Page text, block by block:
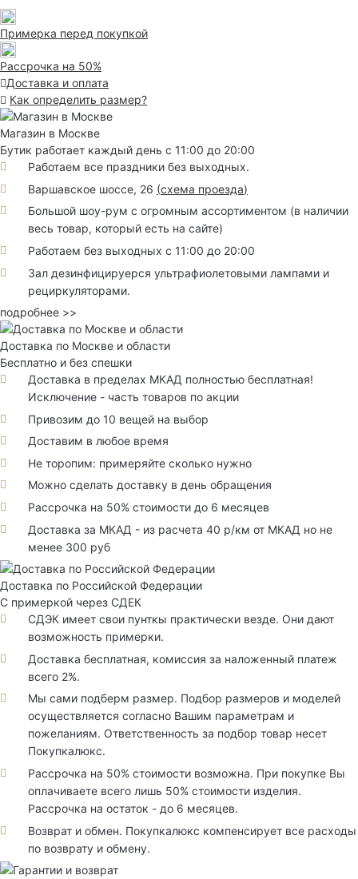
Примерка перед покупкой
Рассрочка на 50%
Доставка и оплата
Как определить размер?
Магазин в Москве
Бутик работает каждый день с 11:00 до 20:00
Работаем все праздники без выходных.
Варшавское шоссе, 26 (схема проезда)
Большой шоу-рум с огромным ассортиментом (в наличии
весь товар, который есть на сайте)
Работаем без выходных с 11:00 до 20:00
Зал дезинфицируерся ультрафиолетовыми лампами и
рециркуляторами.
подробнее >>
Доставка по Москве и области
Бесплатно и без спешки
Доставка в пределах МКАД полностью бесплатная!
Исключение - часть товаров по акции
Привозим до 10 вещей на выбор
Доставим в любое время
Не торопим: примеряйте сколько нужно
Можно сделать доставку в день обращения
Рассрочка на 50% стоимости до 6 месяцев
Доставка за МКАД - из расчета 40 р/км от МКАД но не
менее 300 руб
Доставка по Российской Федерации
С примеркой через СДЕК
СДЭК имеет свои пунткы практически везде. Они дают
возможность примерки.
Доставка бесплатная, комиссия за наложенный платеж
всего 2%.
Мы сами подберм размер. Подбор размеров и моделей
осуществляется согласно Вашим параметрам и
пожеланиям. Ответственность за подбор товар несет
Покупкалюкс.
Рассрочка на 50% стоимости возможна. При покупке Вы
оплачиваете всего лишь 50% стоимости изделия.
Рассрочка на остаток - до 6 месяцев.
Возврат и обмен. Покупкалюкс компенсирует все расходы
по возврату и обмену.